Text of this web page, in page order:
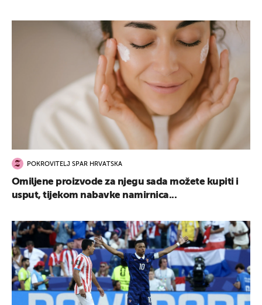
POKROVITELJ SPAR HRVATSKA
Omiljene proizvode za njegu sada možete kupiti i
usput, tijekom nabavke namirnica...